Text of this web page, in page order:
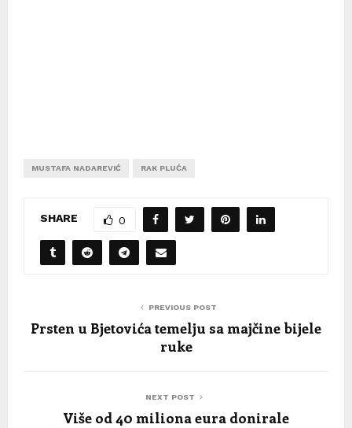
MUSTAFA NADAREVIĆ RAK PLUĆA
SHARE 0
PREVIOUS POST
Prsten u Bjetovića temelju sa majčine bijele
ruke
NEXT POST
Više od 40 miliona eura donirale